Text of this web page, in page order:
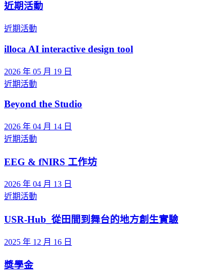
近期活動
近期活動
illoca AI interactive design tool
2026 年 05 月 19 日
近期活動
Beyond the Studio
2026 年 04 月 14 日
近期活動
EEG & fNIRS 工作坊
2026 年 04 月 13 日
近期活動
USR-Hub_從田間到舞台的地方創生實驗
2025 年 12 月 16 日
獎學金